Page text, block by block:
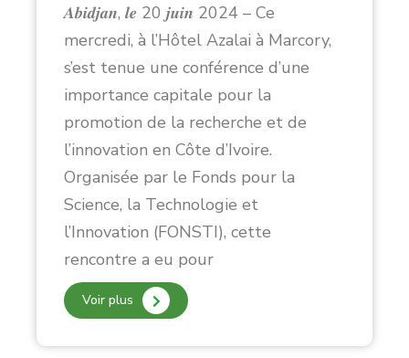
𝑨𝒃𝒊𝒅𝒋𝒂𝒏, 𝒍𝒆 20 𝒋𝒖𝒊𝒏 2024 – Ce
mercredi, à l’Hôtel Azalai à Marcory,
s’est tenue une conférence d’une
importance capitale pour la
promotion de la recherche et de
l’innovation en Côte d’Ivoire.
Organisée par le Fonds pour la
Science, la Technologie et
l’Innovation (FONSTI), cette
rencontre a eu pour
Voir plus